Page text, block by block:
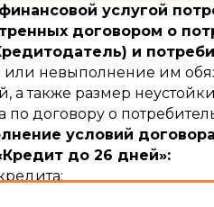
услугой
договором о
и
невыполнение им
а также размер
договору о
условий
до 26 дней»: